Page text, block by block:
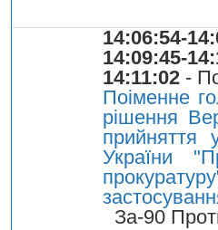
14:06:54-
14:09:45-
14:11:02 -
Поіменне
рішення
прийняття
України
За-90